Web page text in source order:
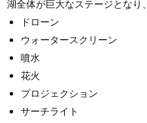
湖全体が巨大なステージとなり、
ドローン
ウォータースクリーン
噴水
花火
プロジェクション
サーチライト